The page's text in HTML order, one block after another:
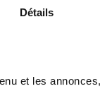
Détails
et les